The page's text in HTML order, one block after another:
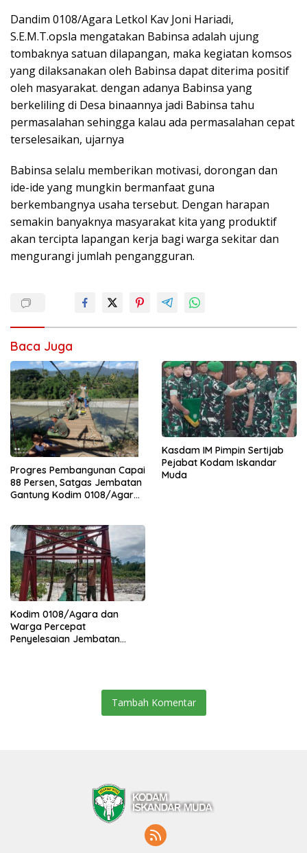
Dandim 0108/Agara Letkol Kav Joni Hariadi,
S.E.M.T.opsla mengatakan Babinsa adalah ujung
tombaknya satuan dilapangan, maka kegiatan komsos
yang dilaksanakan oleh Babinsa dapat diterima positif
oleh masyarakat. dengan adanya Babinsa yang
berkeliling di Desa binaannya jadi Babinsa tahu
permasalahan sehingga kalau ada permasalahan cepat
terselesaikan, ujarnya
Babinsa selalu memberikan motivasi, dorongan dan
ide-ide yang mungkin bermanfaat guna
berkembangnya usaha tersebut. Dengan harapan
semakin banyaknya masyarakat kita yang produktif
akan tercipta lapangan kerja bagi warga sekitar dan
mengurangi jumlah pengangguran.
Baca Juga
Progres Pembangunan Capai
88 Persen, Satgas Jembatan
Gantung Kodim 0108/Agara
Kasdam IM Pimpin Sertijab
Pejabat Kodam Iskandar
Muda
Kodim 0108/Agara dan
Warga Percepat
Penyelesaian Jembatan
Tambah Komentar